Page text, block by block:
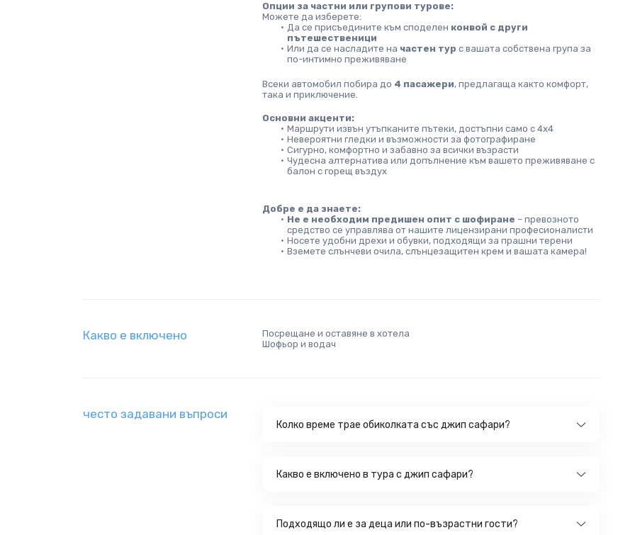
Опции за частни или групови турове:
Можете да изберете:
Да се присъедините към споделен конвой с други
пътешественици
Или да се насладите на частен тур с вашата собствена група за
по-интимно преживяване
Всеки автомобил побира до 4 пасажери, предлагаща както комфорт,
така и приключение.
Основни акценти:
Маршрути извън утъпканите пътеки, достъпни само с 4x4
Невероятни гледки и възможности за фотографиране
Сигурно, комфортно и забавно за всички възрасти
Чудесна алтернатива или допълнение към вашето преживяване с
балон с горещ въздух
Добре е да знаете:
Не е необходим предишен опит с шофиране – превозното
средство се управлява от нашите лицензирани професионалисти
Носете удобни дрехи и обувки, подходящи за прашни терени
Вземете слънчеви очила, слънцезащитен крем и вашата камера!
Какво е включено
Посрещане и оставяне в хотела
Шофьор и водач
често задавани въпроси
Колко време трае обиколката със джип сафари?
Какво е включено в тура с джип сафари?
Подходящо ли е за деца или по-възрастни гости?